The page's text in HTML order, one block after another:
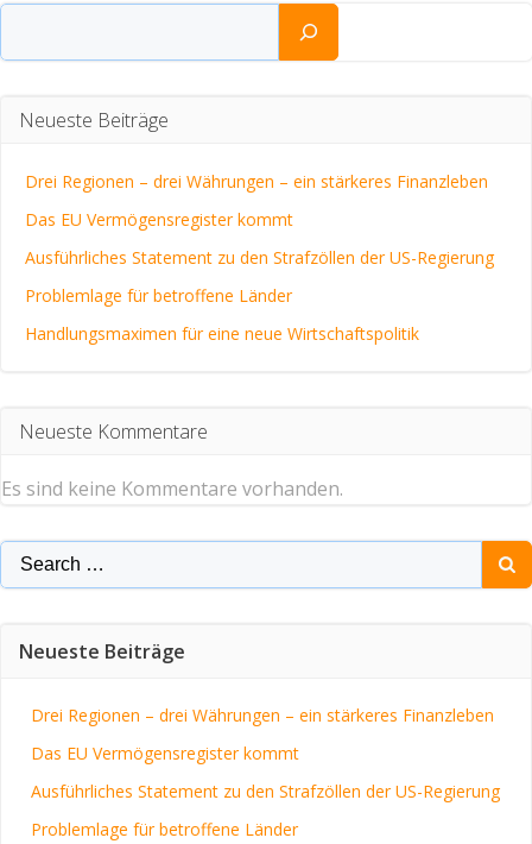
Suchen
Neueste Beiträge
Drei Regionen – drei Währungen – ein stärkeres Finanzleben
Das EU Vermögensregister kommt
Ausführliches Statement zu den Strafzöllen der US-Regierung
Problemlage für betroffene Länder
Handlungsmaximen für eine neue Wirtschaftspolitik
Neueste Kommentare
Es sind keine Kommentare vorhanden.
Search
for:
Neueste Beiträge
Drei Regionen – drei Währungen – ein stärkeres Finanzleben
Das EU Vermögensregister kommt
Ausführliches Statement zu den Strafzöllen der US-Regierung
Problemlage für betroffene Länder